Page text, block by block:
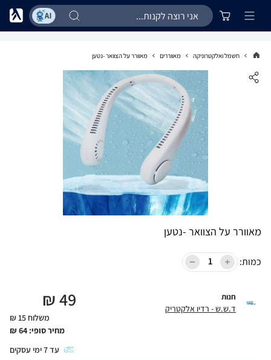
חשמל ואלקטרוניקה מאווררים מאוורר על הצוואר -נטען
מאוורר על הצוואר -נטען
כמות:
חנות
ד.ש.ש - רדיו אלקטריק 49
₪
משלוח 15 ₪
מחיר סופי: 64
₪
עד7ימי עסקים